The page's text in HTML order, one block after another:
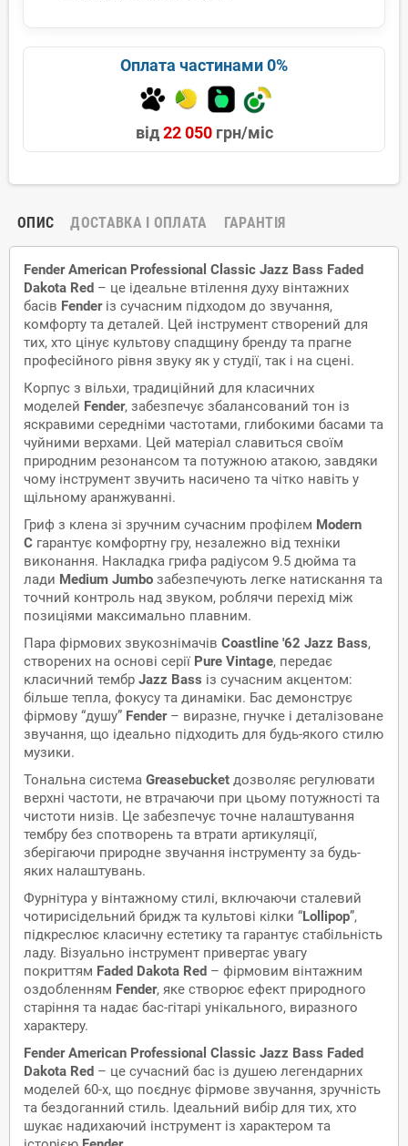
Оплата частинами 0%
від22 050грн/міс
ОПИС ДОСТАВКА І ОПЛАТА ГАРАНТІЯ
Fender American Professional Classic Jazz Bass Faded
Dakota Red – це ідеальне втілення духу вінтажних
басів Fenderіз сучасним підходом до звучання,
комфорту та деталей. Цей інструмент створений для
тих, хто цінує культову спадщину бренду та прагне
професійного рівня звуку як у студії, так і на сцені.
Корпус з вільхи, традиційний для класичних
моделей Fender, забезпечує збалансований тон із
яскравими середніми частотами, глибокими басами та
чуйними верхами. Цей матеріал славиться своїм
природним резонансом та потужною атакою, завдяки
чому інструмент звучить насичено та чітко навіть у
щільному аранжуванні.
Гриф з клена зі зручним сучасним профілем Modern
C гарантує комфортну гру, незалежно від техніки
виконання. Накладка грифа радіусом 9.5 дюйма та
лади Medium Jumbo забезпечують легке натискання та
точний контроль над звуком, роблячи перехід між
позиціями максимально плавним.
Пара фірмових звукознімачів Coastline '62 Jazz Bass,
створених на основі серії Pure Vintage, передає
класичний тембр Jazz Bass із сучасним акцентом:
більше тепла, фокусу та динаміки. Бас демонструє
фірмову “душу” Fender– виразне, гнучке і деталізоване
звучання, що ідеально підходить для будь-якого стилю
музики.
Тональна система Greasebucket дозволяє регулювати
верхні частоти, не втрачаючи при цьому потужності та
чистоти низів. Це забезпечує точне налаштування
тембру без спотворень та втрати артикуляції,
зберігаючи природне звучання інструменту за будь-
яких налаштувань.
Фурнітура у вінтажному стилі, включаючи сталевий
чотирисідельний бридж та культові кілки “Lollipop”,
підкреслює класичну естетику та гарантує стабільність
ладу. Візуально інструмент привертає увагу
покриттям Faded Dakota Red – фірмовим вінтажним
оздобленням Fender, яке створює ефект природного
старіння та надає бас-гітарі унікального, виразного
характеру.
Fender American Professional Classic Jazz Bass Faded
Dakota Red – це сучасний бас із душею легендарних
моделей 60-х, що поєднує фірмове звучання, зручність
та бездоганний стиль. Ідеальний вибір для тих, хто
шукає надихаючий інструмент із характером та